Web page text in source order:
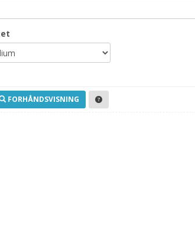
FORHÅNDSVISNING